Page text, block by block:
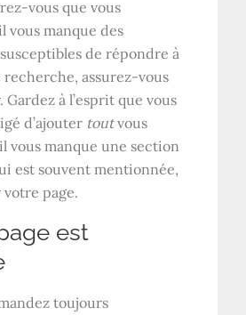
vous que vous
vous manque des
de répondre à
recherche, assurez-vous
Gardez à l’esprit que vous
d’ajouter toutvous
vous manque une section
est souvent mentionnée,
page.
est
toujours